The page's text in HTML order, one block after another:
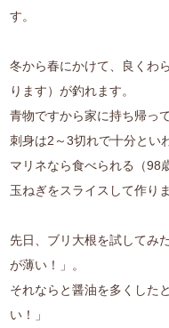
す。
冬から春にかけて、良くわ
ります）が釣れます。
青物ですから家に持ち帰っ
刺身は2～3切れで十分とい
マリネなら食べられる（98
玉ねぎをスライスして作りま
先日、ブリ大根を試してみ
が薄い！」。
それならと醤油を多くした
い！」